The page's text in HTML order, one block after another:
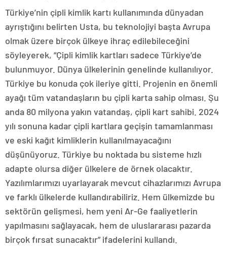
Türkiye’nin çipli kimlik kartı kullanımında dünyadan
ayrıştığını belirten Usta, bu teknolojiyi başta Avrupa
olmak üzere birçok ülkeye ihraç edilebileceğini
söyleyerek, “Çipli kimlik kartları sadece Türkiye’de
bulunmuyor. Dünya ülkelerinin genelinde kullanılıyor.
Türkiye bu konuda çok ileriye gitti. Projenin en önemli
ayağı tüm vatandaşların bu çipli karta sahip olması. Şu
anda 80 milyona yakın vatandaş, çipli kart sahibi. 2024
yılı sonuna kadar çipli kartlara geçişin tamamlanması
ve eski kağıt kimliklerin kullanılmayacağını
düşünüyoruz. Türkiye bu noktada bu sisteme hızlı
adapte olursa diğer ülkelere de örnek olacaktır.
Yazılımlarımızı uyarlayarak mevcut cihazlarımızı Avrupa
ve farklı ülkelerde kullandırabiliriz. Hem ülkemizde bu
sektörün gelişmesi, hem yeni Ar-Ge faaliyetlerin
yapılmasını sağlayacak, hem de uluslararası pazarda
birçok fırsat sunacaktır” ifadelerini kullandı.